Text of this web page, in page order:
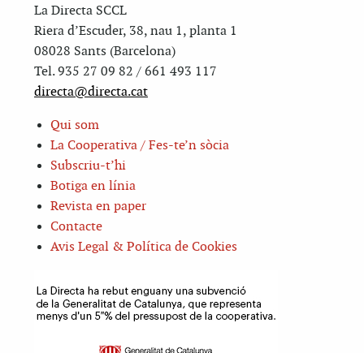
La Directa SCCL
Riera d’Escuder, 38, nau 1, planta 1
08028 Sants (Barcelona)
Tel. 935 27 09 82 / 661 493 117
directa@directa.cat
Qui som
La Cooperativa / Fes-te’n sòcia
Subscriu-t’hi
Botiga en línia
Revista en paper
Contacte
Avis Legal & Política de Cookies